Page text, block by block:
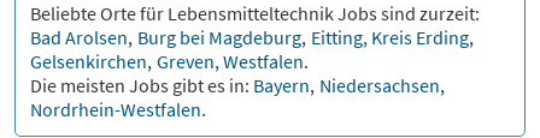
Beliebte Orte für LebensmitteltechnikJobs sind zurzeit:
Bad Arolsen, Burg bei Magdeburg, Eitting, Kreis Erding,
Gelsenkirchen, Greven, Westfalen.
Die meisten Jobs gibt es in: Bayern, Niedersachsen,
Nordrhein-Westfalen.